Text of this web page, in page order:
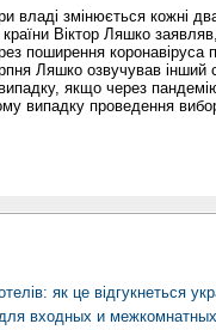
владі змінюється кожні
країни Віктор Ляшко
поширення коронавіруса
Ляшко озвучував інший
якщо через
випадку проведення
як це відгукнеться
входных и